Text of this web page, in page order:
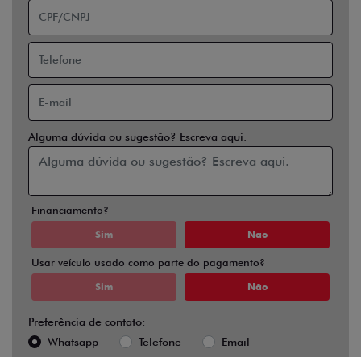
Alguma dúvida ou sugestão? Escreva aqui.
Financiamento?
Sim Não
Usar veículo usado como parte do pagamento?
Sim Não
Preferência de contato:
Whatsapp
Telefone Email